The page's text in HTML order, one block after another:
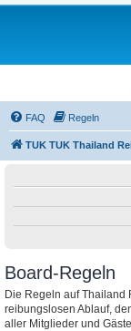
FAQ Regeln
TUK TUK Thailand
Board-Regeln
Die Regeln auf Thailand
reibungslosen Ablauf,
aller Mitglieder und Gäste.